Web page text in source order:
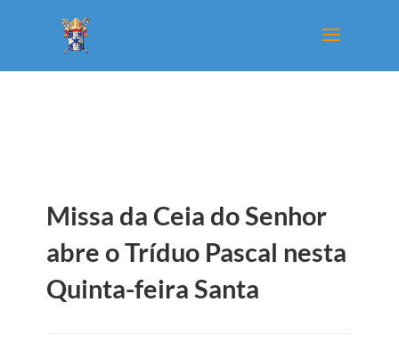
Missa da Ceia do Senhor
abre o Tríduo Pascal nesta
Quinta-feira Santa